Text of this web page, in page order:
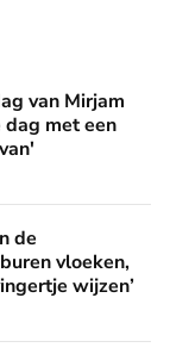
eruit?
van Mirjam
dag met een
‘Zelfs als
de
vloeken,
wijzen’